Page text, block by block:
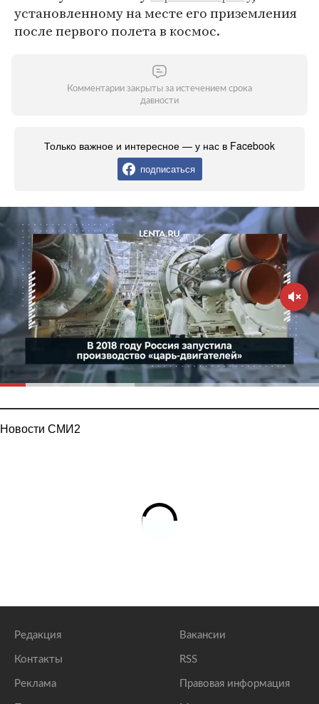
установленному на месте его приземления
после первого полета в космос.
Комментарии закрыты за истечением срока
давности
Только важное и интересное — у нас в Facebook
подписаться
Новости СМИ2
Редакция
Контакты
Реклама
Вакансии
RSS
Правовая информация